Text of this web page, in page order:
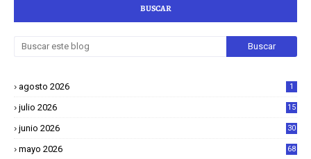
BUSCAR
agosto 2026 1
julio 2026 15
junio 2026 30
mayo 2026 68